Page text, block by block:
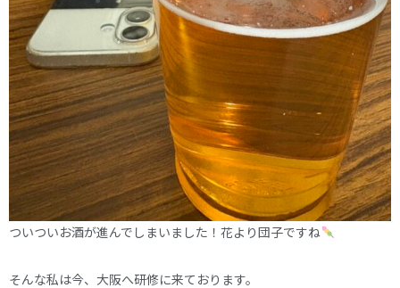
ついついお酒が進んでしまいました！花より団子ですね
そんな私は今、大阪へ研修に来ております。